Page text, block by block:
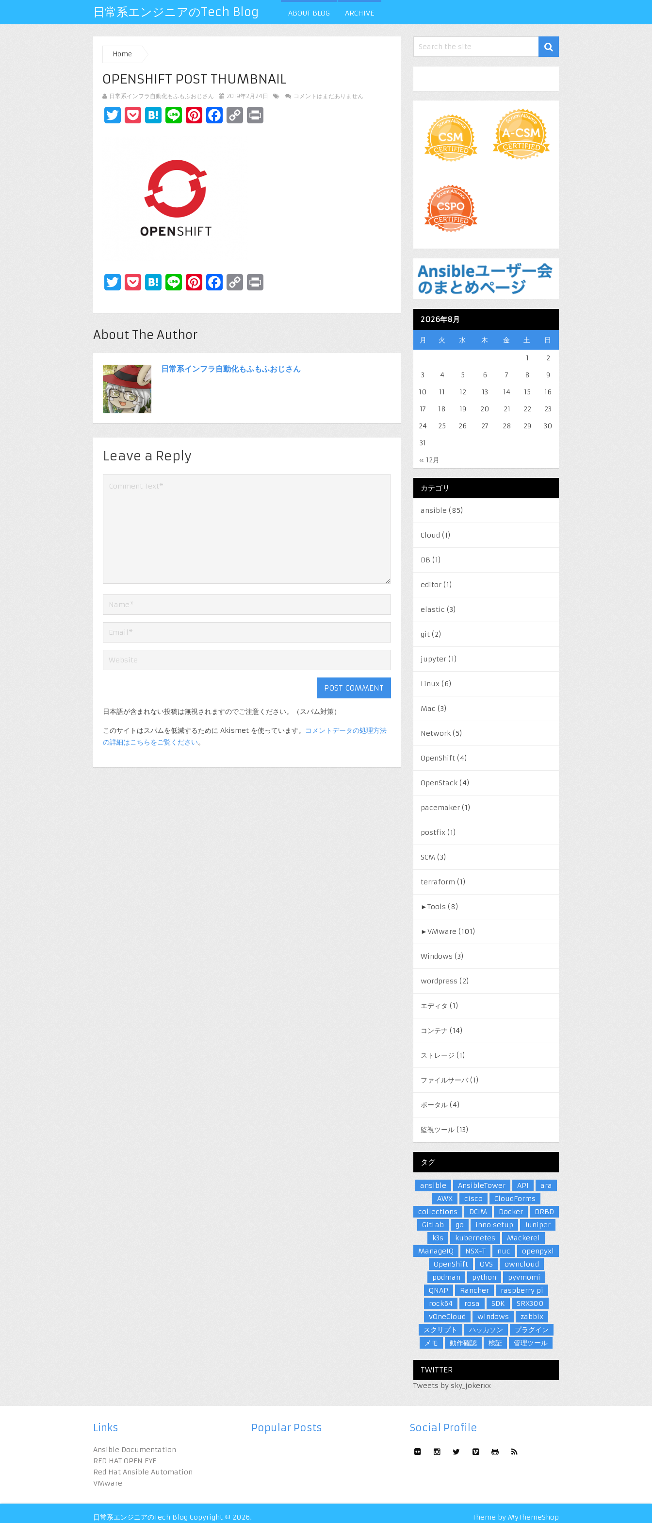
日常系エンジニアのTech Blog ABOUT BLOG ARCHIVE
Home
OPENSHIFT POST THUMBNAIL
日常系インフラ自動化もふもふおじさん 2019年2月24日 コメントはまだありません
TwitterPocketHatenaLine PinterestFacebook
Copy
TwitterPocketHatenaLine PinterestFacebook
Copy
About The Author
日常系インフラ自動化もふもふおじさん
Leave a Reply
日本語が含まれない投稿は無視されますのでご注意ください。（スパム対策）
このサイトはスパムを低減するために Akismet を使っています。
コメントデータの処理方法
の詳細はこちらをご覧ください。
2026年8月
月 火 水 木 金 土 日
« 12月
1
2
3
4 5 6 7 8
9
10
11 12 13 14 15
16
17
18 19 20 21 22
23
24
25 26 27 28 29
30
31
カテゴリ
ansible (85)
Cloud (1)
DB (1)
editor (1)
elastic (3)
git (2)
jupyter (1)
Linux (6)
Mac (3)
Network (5)
OpenShift (4)
OpenStack (4)
pacemaker (1)
postfix (1)
SCM (3)
terraform (1)
►Tools (8)
►VMware (101)
Windows (3)
wordpress (2)
エディタ (1)
コンテナ (14)
ストレージ (1)
ファイルサーバ(1)
ポータル (4)
監視ツール (13)
タグ
ansible AnsibleTower API
ara
AWX
cisco
CloudForms
collections
DCIM Docker
DRBD
GitLab
go inno setup
Juniper
k3s
kubernetes
Mackerel
ManageIQ
NSX-T nuc
openpyxl
OpenShift
OVS
owncloud
podman
python
pyvmomi
QNAP
Rancher
raspberry pi
rock64
rosa SDK
SRX300
vOneCloud
windows
zabbix
スクリプト
ハッカソン
プラグイン
メモ
動作確認 検証 管理ツール
TWITTER
Tweets by sky_jokerxx
Links
Ansible Documentation
RED HAT OPEN EYE
Red Hat Ansible Automation
VMware
Popular Posts Social Profile
日常系エンジニアのTech Blog Copyright © 2026. Theme by MyThemeShop